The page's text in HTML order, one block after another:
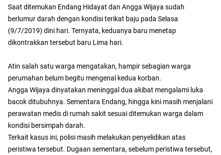
Saat ditemukan Endang Hidayat dan Angga Wijaya sudah
berlumur darah dengan kondisi terikat baju pada Selasa
(9/7/2019) dini hari. Ternyata, keduanya baru menetap
dikontrakkan tersebut baru Lima hari.
Atin salah satu warga mengatakan, hampir sebagian warga
perumahan belum begitu mengenal kedua korban.
Angga Wijaya dinyatakan meninggal dua akibat mengalami luka
bacok ditubuhnya. Sementara Endang, hingga kini masih menjalani
perawatan medis di rumah sakit sesuai ditemukan warga dalam
kondisi bersimpah darah.
Terkait kasus ini, polisi masih melakukan penyelidikan atas
peristiwa tersebut. Dugaan sementara, sebelum peristiwa tersebut,